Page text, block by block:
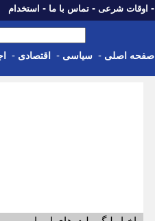
- اوقات شرعی - تماس با ما - استخدام
صفحه اصلی - سیاسی - اقتصادی -